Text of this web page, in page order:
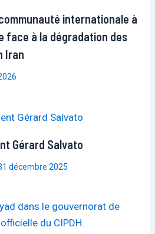
internationale à
face à la dégradation des
Iran
Gérard Salvato
décembre 2025